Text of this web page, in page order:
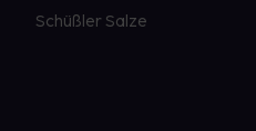
Schüßler Salze